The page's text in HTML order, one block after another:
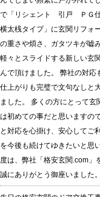
で「リシェント 引戸 ＰＧ
横太桟タイプ」に玄関リフォ
の重さや煩さ、ガタツキが嘘
軽々とスライドする新しい玄
んで頂けました。 弊社の対応
仕上がりも完璧で文句なしと
ました。 多くの方にとって玄
は初めての事だと思いますの
と対応を心掛け、安心してご
を今後も続けてゆきたいと思
度は、弊社「格安玄関.com」
誠にありがとう御座いました。